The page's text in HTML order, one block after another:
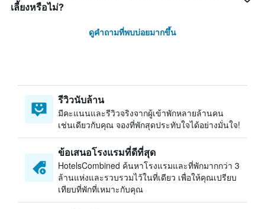
เลี้ยงหรือไม่?
ดูคำถามที่พบบ่อยมากขึ้น
รีวิวนับล้าน
มีคะแนนและรีวิวจริงจากผู้เข้าพักหลายล้านคน
เช่นเดียวกับคุณ จองที่พักสุดประทับใจได้อย่างมั่นใจ!
ข้อเสนอโรงแรมที่ดีที่สุด
HotelsCombined ค้นหาโรงแรมและที่พักมากกว่า 3
ล้านแห่งและรวบรวมไว้ในที่เดียว เพื่อให้คุณเปรียบ
เทียบที่พักที่เหมาะกับคุณ